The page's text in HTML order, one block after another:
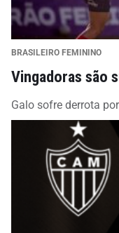
BRASILEIRO FEMININO
Vingadoras são
Galo sofre derrota